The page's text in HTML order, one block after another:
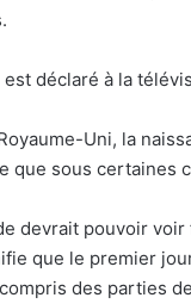
déclaré à la
Uni, la
que sous certaines
devrait pouvoir
que le premier
des parties